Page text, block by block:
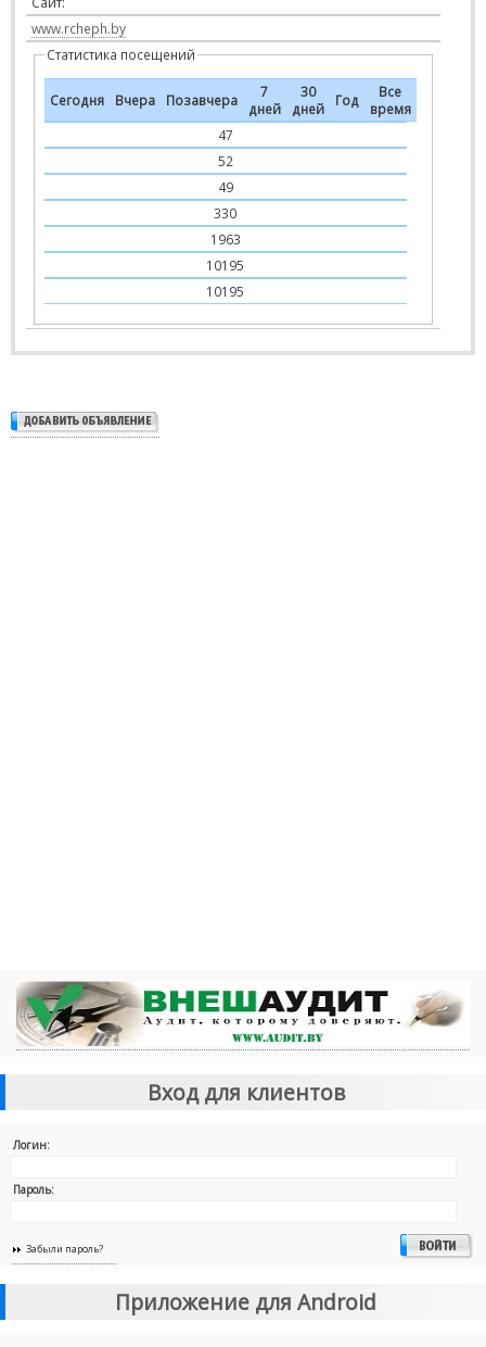
www.rcheph.by
Статистика посещений
Сегодня Вчера Позавчера
7
дней
30
дней
Год
Все
время
47
52
49
330
1963
10195
10195
Вход для клиентов
Логин:
Пароль:
Забыли пароль?
Приложение для Android